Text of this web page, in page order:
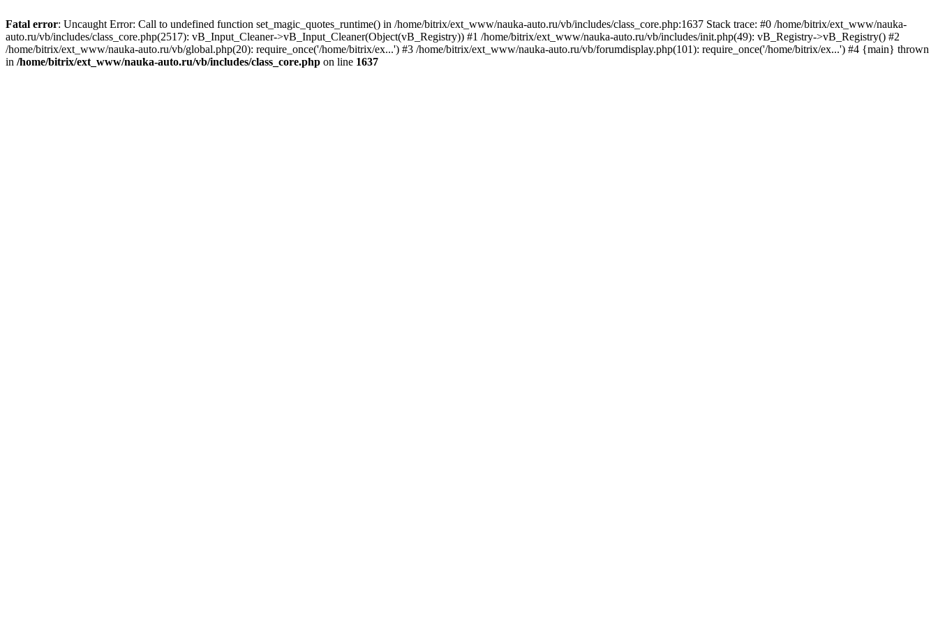
Fatal error: Uncaught Error: Call to undefined function set_magic_quotes_runtime() in /home/bitrix/ext_www/nauka-auto.ru/vb/includes/class_core.php:1637 Stack trace: #0 /home/bitrix/ext_www/nauka-
auto.ru/vb/includes/class_core.php(2517): vB_Input_Cleaner->vB_Input_Cleaner(Object(vB_Registry)) #1 /home/bitrix/ext_www/nauka-auto.ru/vb/includes/init.php(49): vB_Registry->vB_Registry() #2
/home/bitrix/ext_www/nauka-auto.ru/vb/global.php(20): require_once('/home/bitrix/ex...') #3 /home/bitrix/ext_www/nauka-auto.ru/vb/forumdisplay.php(101): require_once('/home/bitrix/ex...') #4 {main} thrown
in /home/bitrix/ext_www/nauka-auto.ru/vb/includes/class_core.php on line 1637